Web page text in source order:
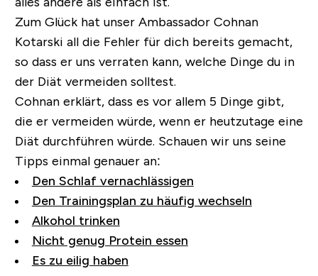
Zum Glück hat unser Ambassador Cohnan
Kotarski all die Fehler für dich bereits gemacht,
so dass er uns verraten kann, welche Dinge du in
der Diät vermeiden solltest.
Cohnan erklärt, dass es vor allem 5 Dinge gibt,
die er vermeiden würde, wenn er heutzutage eine
Diät durchführen würde. Schauen wir uns seine
Tipps einmal genauer an:
Den Schlaf vernachlässigen
Den Trainingsplan zu häufig wechseln
Alkohol trinken
Nicht genug Protein essen
Es zu eilig haben